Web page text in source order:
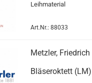
Leihmaterial
Art.Nr.: 88033
Metzler, Friedrich
Bläseroktett (LM)